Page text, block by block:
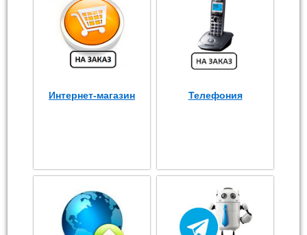
Интернет-магазин Телефония